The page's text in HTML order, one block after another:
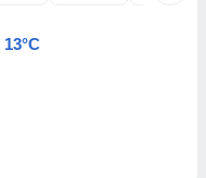
13°C